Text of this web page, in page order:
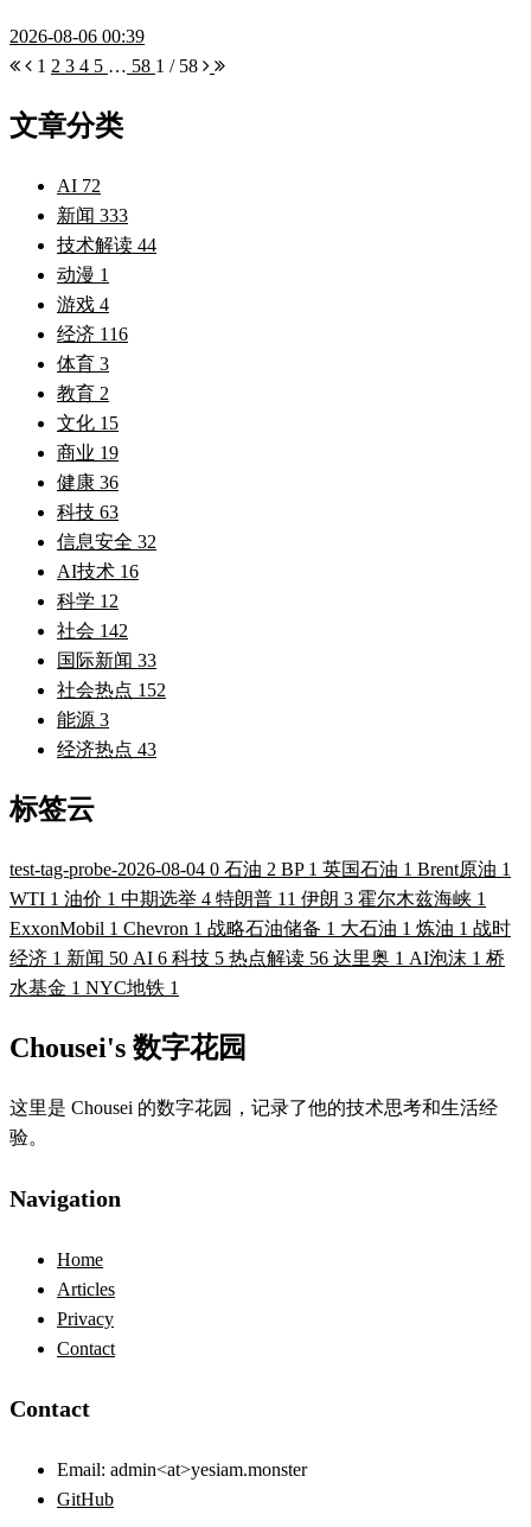
2026-08-06 00:39
1 2 3 4 5 … 58 1 / 58
文章分类
AI 72
新闻 333
技术解读 44
动漫 1
游戏 4
经济 116
体育 3
教育 2
文化 15
商业 19
健康 36
科技 63
信息安全 32
AI技术 16
科学 12
社会 142
国际新闻 33
社会热点 152
能源 3
经济热点 43
标签云
test-tag-probe-2026-08-04 0 石油 2 BP 1 英国石油 1 Brent原油 1
WTI 1 油价 1 中期选举 4 特朗普 11 伊朗 3 霍尔木兹海峡 1
ExxonMobil 1 Chevron 1 战略石油储备 1 大石油 1 炼油 1 战时
经济 1 新闻 50 AI 6 科技 5 热点解读 56 达里奥 1 AI泡沫 1 桥
水基金 1 NYC地铁 1
Chousei's 数字花园
这里是 Chousei 的数字花园，记录了他的技术思考和生活经
验。
Navigation
Home
Articles
Privacy
Contact
Contact
Email: admin<at>yesiam.monster
GitHub